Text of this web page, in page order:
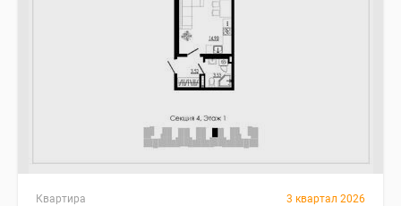
Квартира 3 квартал 2026